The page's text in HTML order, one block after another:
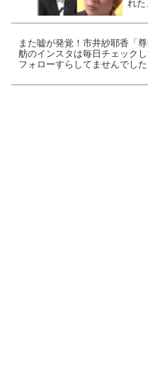
れた
また嘘が発覚！市井紗耶香「
舫のインスタは毎日チェック
フォローすらしてませんでし